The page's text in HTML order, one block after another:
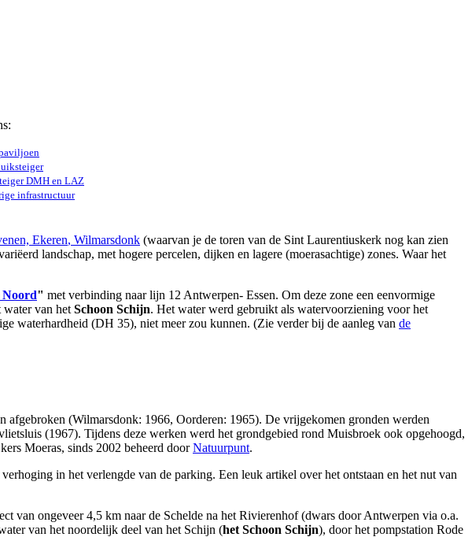
DMH en LAZ
infrastructuur
Ekeren, Wilmarsdonk (waarvan je de toren van de Sint Laurentiuskerk nog kan zien
landschap, met hogere percelen, dijken en lagere (moerasachtige) zones. Waar het
" met verbinding naar lijn 12 Antwerpen- Essen. Om deze zone een eenvormige
water van het Schoon Schijn. Het water werd gebruikt als watervoorziening voor het
waterhardheid (DH 35), niet meer zou kunnen. (Zie verder bij de aanleg van de
afgebroken (Wilmarsdonk: 1966, Oorderen: 1965). De vrijgekomen gronden werden
(1967). Tijdens deze werken werd het grondgebied rond Muisbroek ook opgehoogd,
Moeras, sinds 2002 beheerd doorNatuurpunt.
in het verlengde van de parking. Een leuk artikel over het ontstaan en het nut van
van ongeveer 4,5 km naar de Schelde na het Rivierenhof (dwars door Antwerpen via o.a.
van het noordelijk deel van het Schijn (het Schoon Schijn), door het pompstation Rode